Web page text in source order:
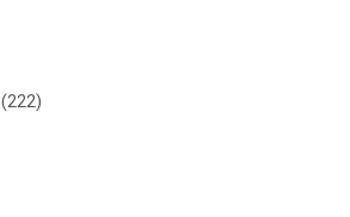
(222)